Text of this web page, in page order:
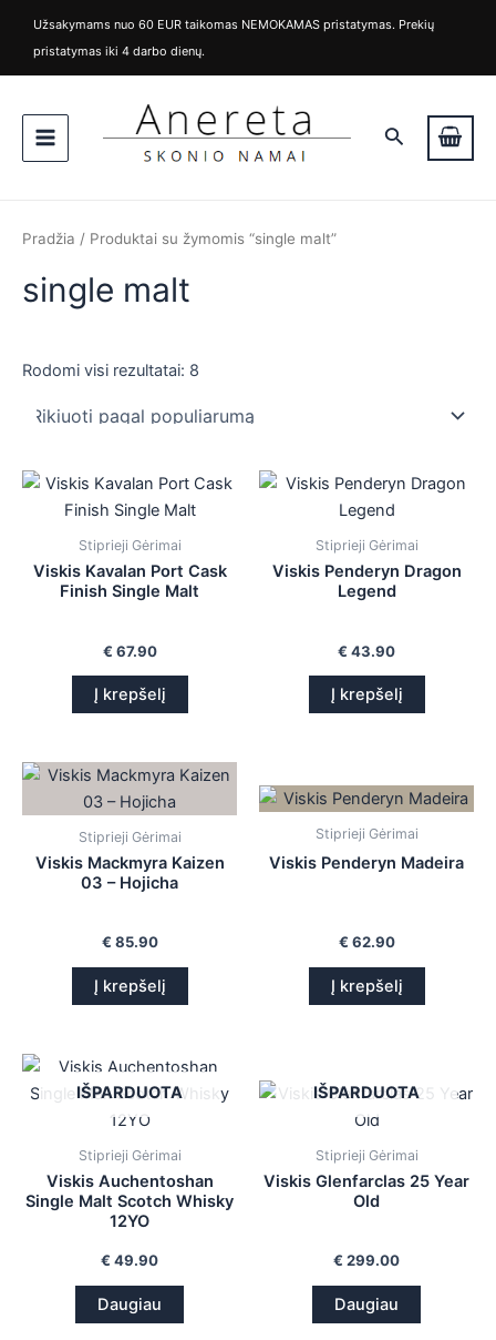
turinio
Užsakymams nuo 60 EUR taikomas NEMOKAMAS pristatymas. Prekių
pristatymas iki 4 darbo dienų.
Menu
Paieška
k
i
a
s
a
n
Pradžia / Produktai su žymomis “single malt”
single malt
Rodomi visi rezultatai: 8
pagal
Stiprieji Gėrimai
Viskis Kavalan Port Cask
Finish Single Malt
€ 67.90
Į krepšelį
Stiprieji Gėrimai
Viskis Penderyn Dragon
Legend
€ 43.90
Į krepšelį
Stiprieji Gėrimai
Viskis Mackmyra Kaizen
03 – Hojicha
€ 85.90
Į krepšelį
Stiprieji Gėrimai
Viskis Penderyn Madeira
€ 62.90
Į krepšelį
IŠPARDUOTA
Stiprieji Gėrimai
Viskis Auchentoshan
Single Malt Scotch Whisky
12YO
€ 49.90
Daugiau
IŠPARDUOTA
Stiprieji Gėrimai
Viskis Glenfarclas 25 Year
Old
€ 299.00
Daugiau